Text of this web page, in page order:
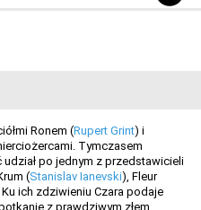
Ronem (Rupert Grint) i
Tymczasem
po jednym z przedstawicieli
(Stanislav Ianevski), Fleur
ich zdziwieniu Czara podaje
z prawdziwym złem...